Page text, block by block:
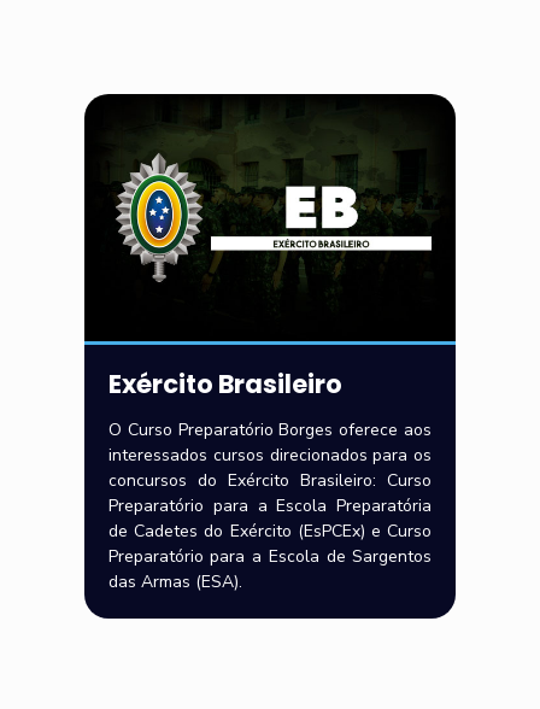
Exército Brasileiro
O Curso Preparatório Borges oferece aos
interessados cursos direcionados para os
concursos do Exército Brasileiro: Curso
Preparatório para a Escola Preparatória
de Cadetes do Exército (EsPCEx) e Curso
Preparatório para a Escola de Sargentos
das Armas (ESA).